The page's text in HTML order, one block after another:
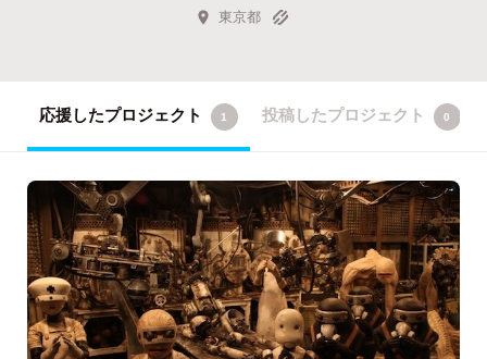
東京都
応援したプロジェクト 1 投稿したプロジェクト 0